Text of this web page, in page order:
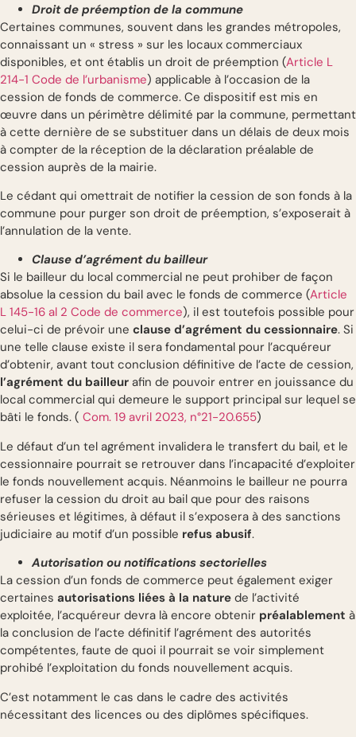
Droit de préemption de la commune
Certaines communes, souvent dans les grandes métropoles,
connaissant un « stress » sur les locaux commerciaux
disponibles, et ont établis un droit de préemption (Article L
214-1 Code de l’urbanisme) applicable à l’occasion de la
cession de fonds de commerce. Ce dispositif est mis en
œuvre dans un périmètre délimité par la commune, permettant
à cette dernière de se substituer dans un délais de deux mois
à compter de la réception de la déclaration préalable de
cession auprès de la mairie.
Le cédant qui omettrait de notifier la cession de son fonds à la
commune pour purger son droit de préemption, s’exposerait à
l’annulation de la vente.
Clause d’agrément du bailleur
Si le bailleur du local commercial ne peut prohiber de façon
absolue la cession du bail avec le fonds de commerce (Article
L 145-16 al 2 Code de commerce), il est toutefois possible pour
celui-ci de prévoir une clause d’agrément du cessionnaire. Si
une telle clause existe il sera fondamental pour l’acquéreur
d’obtenir, avant tout conclusion définitive de l’acte de cession,
l’agrément du bailleur afin de pouvoir entrer en jouissance du
local commercial qui demeure le support principal sur lequel se
bâti le fonds. ( Com. 19 avril 2023, n°21-20.655)
Le défaut d’un tel agrément invalidera le transfert du bail, et le
cessionnaire pourrait se retrouver dans l’incapacité d’exploiter
le fonds nouvellement acquis. Néanmoins le bailleur ne pourra
refuser la cession du droit au bail que pour des raisons
sérieuses et légitimes, à défaut il s’exposera à des sanctions
judiciaire au motif d’un possible refus abusif.
Autorisation ou notifications sectorielles
La cession d’un fonds de commerce peut également exiger
certaines autorisations liées à la nature de l’activité
exploitée, l’acquéreur devra là encore obtenir préalablement à
la conclusion de l’acte définitif l’agrément des autorités
compétentes, faute de quoi il pourrait se voir simplement
prohibé l’exploitation du fonds nouvellement acquis.
C’est notamment le cas dans le cadre des activités
nécessitant des licences ou des diplômes spécifiques.